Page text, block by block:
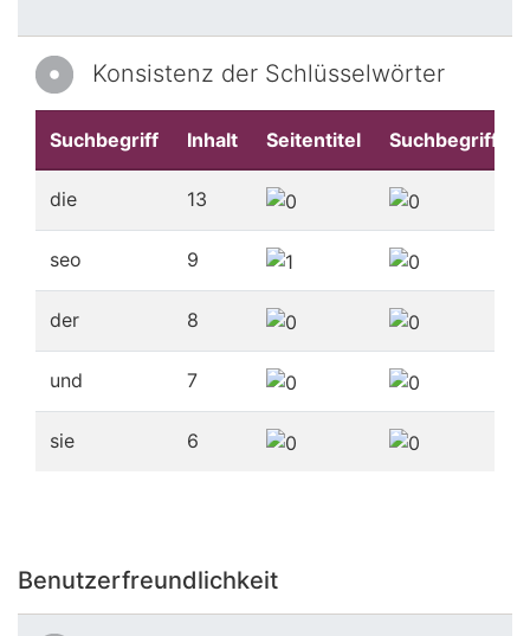
Konsistenz der Schlüsselwörter
Suchbegriff Inhalt Seitentitel Suchbegriffe
die 13
seo 9
der 8
und 7
sie 6
Benutzerfreundlichkeit